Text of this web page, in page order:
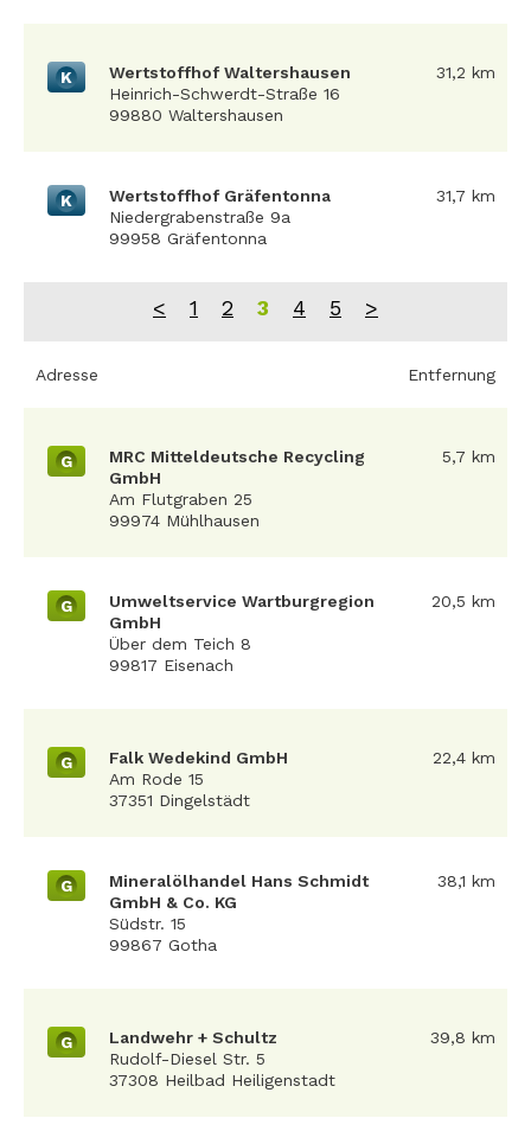
K
Wertstoffhof Waltershausen
Heinrich-Schwerdt-Straße 16
99880 Waltershausen
31,2 km
K
Wertstoffhof Gräfentonna
Niedergrabenstraße 9a
99958 Gräfentonna
31,7 km
< 1 2 3 4 5 >
Adresse Entfernung
G
MRC Mitteldeutsche Recycling
GmbH
Am Flutgraben 25
99974 Mühlhausen
5,7 km
G
Umweltservice Wartburgregion
GmbH
Über dem Teich 8
99817 Eisenach
20,5 km
G
Falk Wedekind GmbH
Am Rode 15
37351 Dingelstädt
22,4 km
G
Mineralölhandel Hans Schmidt
GmbH & Co. KG
Südstr. 15
99867 Gotha
38,1 km
G
Landwehr + Schultz
Rudolf-Diesel Str. 5
37308 Heilbad Heiligenstadt
39,8 km